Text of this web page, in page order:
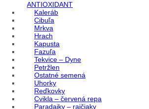
ANTIOXIDANT
Kaleráb
Cibuľa
Mrkva
Hrach
Kapusta
Fazuľa
Tekvice – Dyne
Petržlen
Ostatné semená
Uhorky
Reďkovky
Cvikla – červená repa
Paradajky – rajčiaky